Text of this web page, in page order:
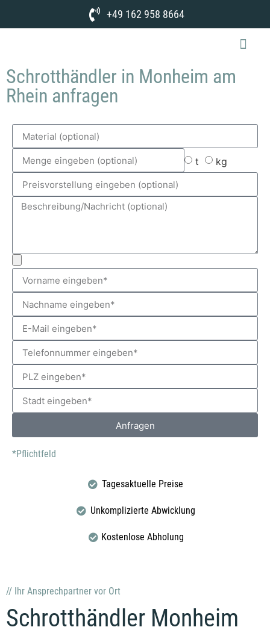
+49 162 958 8664
Schrotthändler in Monheim am
Rhein anfragen
t kg
Anfragen
*Pflichtfeld
Tagesaktuelle Preise
Unkomplizierte Abwicklung
Kostenlose Abholung
// Ihr Ansprechpartner vor Ort
Schrotthändler Monheim